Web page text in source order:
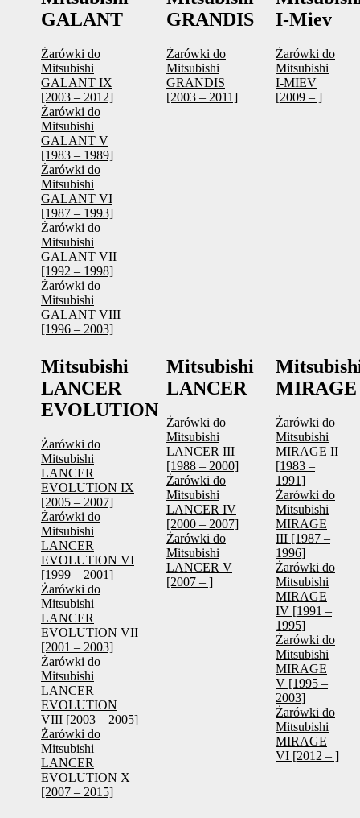
GALANT
Żarówki do
Mitsubishi
GALANT IX
[2003 – 2012]
Żarówki do
Mitsubishi
GALANT V
[1983 – 1989]
Żarówki do
Mitsubishi
GALANT VI
[1987 – 1993]
Żarówki do
Mitsubishi
GALANT VII
[1992 – 1998]
Żarówki do
Mitsubishi
GALANT VIII
[1996 – 2003]
GRANDIS
Żarówki do
Mitsubishi
GRANDIS
[2003 – 2011]
I-Miev
Żarówki do
Mitsubishi
I-MIEV
[2009 – ]
Mitsubishi
LANCER
EVOLUTION
Żarówki do
Mitsubishi
LANCER
EVOLUTION IX
[2005 – 2007]
Żarówki do
Mitsubishi
LANCER
EVOLUTION VI
[1999 – 2001]
Żarówki do
Mitsubishi
LANCER
EVOLUTION VII
[2001 – 2003]
Żarówki do
Mitsubishi
LANCER
EVOLUTION
VIII [2003 – 2005]
Żarówki do
Mitsubishi
LANCER
EVOLUTION X
[2007 – 2015]
Mitsubishi
LANCER
Żarówki do
Mitsubishi
LANCER III
[1988 – 2000]
Żarówki do
Mitsubishi
LANCER IV
[2000 – 2007]
Żarówki do
Mitsubishi
LANCER V
[2007 – ]
MIRAGE
Żarówki do
Mitsubishi
MIRAGE II
[1983 –
1991]
Żarówki do
Mitsubishi
MIRAGE
III [1987 –
1996]
Żarówki do
Mitsubishi
MIRAGE
IV [1991 –
1995]
Żarówki do
Mitsubishi
MIRAGE
V [1995 –
2003]
Żarówki do
Mitsubishi
MIRAGE
VI [2012 – ]